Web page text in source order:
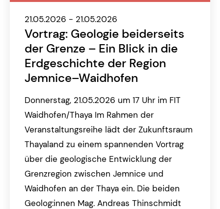
21.05.2026 - 21.05.2026
Vortrag: Geologie beiderseits
der Grenze – Ein Blick in die
Erdgeschichte der Region
Jemnice–Waidhofen
Donnerstag, 21.05.2026 um 17 Uhr im FIT
Waidhofen/Thaya Im Rahmen der
Veranstaltungsreihe lädt der Zukunftsraum
Thayaland zu einem spannenden Vortrag
über die geologische Entwicklung der
Grenzregion zwischen Jemnice und
Waidhofen an der Thaya ein. Die beiden
Geolog:innen Mag. Andreas Thinschmidt